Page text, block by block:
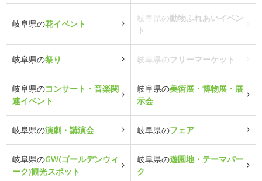
岐阜県の花イベント
岐阜県の動物ふれあいイベン
ト
岐阜県の祭り 岐阜県のフリーマーケット
岐阜県のコンサート・音楽関
連イベント
岐阜県の美術展・博物展・展
示会
岐阜県の演劇・講演会 岐阜県のフェア
岐阜県のGW(ゴールデンウィ
ーク)観光スポット
岐阜県の遊園地・テーマパー
ク